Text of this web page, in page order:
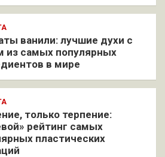
ванили: лучшие духи с
из самых популярных
в мире
только терпение:
рейтинг самых
пластических